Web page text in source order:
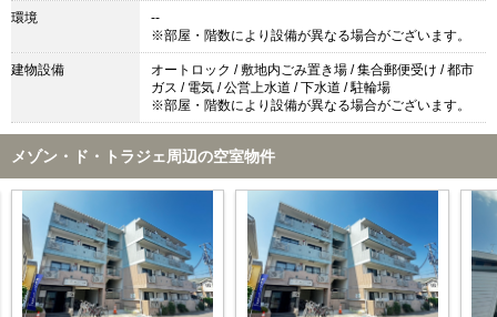
環境
--
※部屋・階数により設備が異なる場合がございます。
建物設備
オートロック / 敷地内ごみ置き場 / 集合郵便受け / 都市
ガス / 電気 / 公営上水道 / 下水道 / 駐輪場
※部屋・階数により設備が異なる場合がございます。
メゾン・ド・トラジェ周辺の空室物件